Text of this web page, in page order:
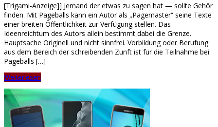
[Trigami-Anzeige]] Jemand der etwas zu sagen hat — sollte Gehör
finden. Mit Pageballs kann ein Autor als „Pagemaster“ seine Texte
einer breiten Öffentlichkeit zur Verfügung stellen. Das
Ideenreichtum des Autors allein bestimmt dabei die Grenze.
Hauptsache Originell und nicht sinnfrei. Vorbildung oder Berufung
aus dem Bereich der schreibenden Zunft ist für die Teilnahme bei
Pageballs […]
Weiterlesen